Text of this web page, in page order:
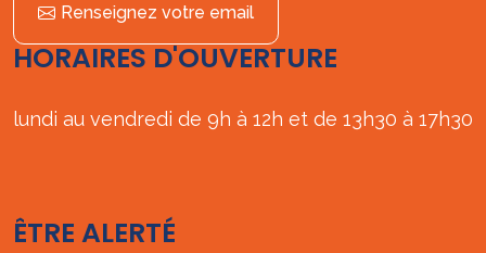
Renseignez votre email
HORAIRES D'OUVERTURE
lundi au vendredi de 9h à 12h et de 13h30 à 17h30
ÊTRE ALERTÉ